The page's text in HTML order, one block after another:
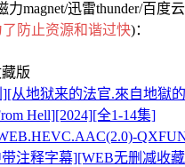
力magnet/迅雷thunder/百度
了防止资源和谐过快)：
版
从地狱来的法官.來自地獄
Hell][2024][全1-14集]
注释字幕][WEB无删减收